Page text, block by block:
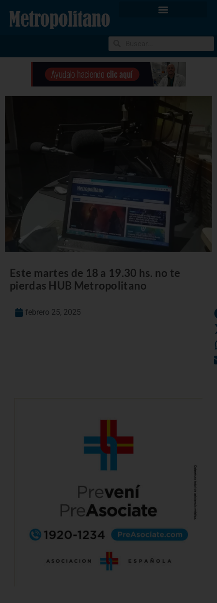
Este martes de 18 a 19.30 hs. no te
pierdas HUB Metropolitano
febrero 25, 2025